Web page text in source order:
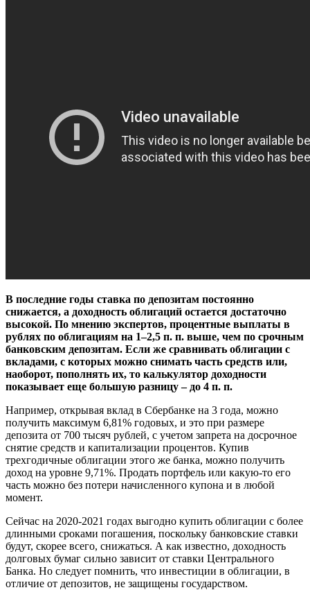
В последние годы ставка по депозитам постоянно
снижается, а доходность облигаций остается достаточно
высокой. По мнению экспертов, процентные выплаты в
рублях по облигациям на 1–2,5 п. п. выше, чем по срочным
банковским депозитам. Если же сравнивать облигации с
вкладами, с которых можно снимать часть средств или,
наоборот, пополнять их, то калькулятор доходности
показывает еще большую разницу – до 4 п. п.
Например, открывая вклад в Сбербанке на 3 года, можно
получить максимум 6,81% годовых, и это при размере
депозита от 700 тысяч рублей, с учетом запрета на досрочное
снятие средств и капитализации процентов. Купив
трехгодичные облигации этого же банка, можно получить
доход на уровне 9,71%. Продать портфель или какую-то его
часть можно без потери начисленного купона и в любой
момент.
Сейчас на 2020-2021 годах выгодно купить облигации с более
длинными сроками погашения, поскольку банковские ставки
будут, скорее всего, снижаться. А как известно, доходность
долговых бумаг сильно зависит от ставки Центрального
Банка. Но следует помнить, что инвестиции в облигации, в
отличие от депозитов, не защищены государством.